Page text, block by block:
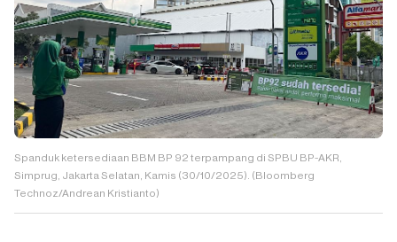
Spanduk ketersediaan BBM BP 92 terpampang di SPBU BP-AKR,
Simprug, Jakarta Selatan, Kamis (30/10/2025). (Bloomberg
Technoz/Andrean Kristianto)